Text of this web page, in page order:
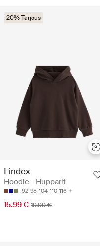
20% Tarjous
Lindex
Hoodie - Hupparit
92 98 104 110 116
15.99 € 19.99 €